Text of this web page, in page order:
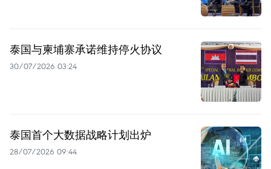
泰国与柬埔寨承诺维持停火协议
30/07/2026 03:24
泰国首个大数据战略计划出炉
28/07/2026 09:44